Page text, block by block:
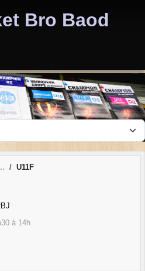
Bro Baod
U11F
à 14h